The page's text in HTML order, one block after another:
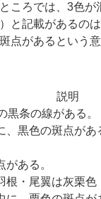
ころでは、3色が
と記載があるの
点があるという
説明
黒条の線がある。
黒色の斑点があ
ある。
根・尾翼は灰栗色